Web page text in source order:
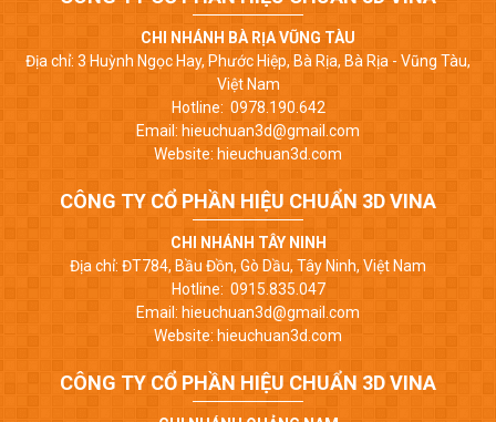
CHI NHÁNH BÀ RỊA VŨNG TÀU
Địa chỉ: 3 Huỳnh Ngọc Hay, Phước Hiệp, Bà Rịa, Bà Rịa - Vũng Tàu,
Việt Nam
Hotline: 0978.190.642
Email: hieuchuan3d@gmail.com
Website: hieuchuan3d.com
CÔNG TY CỔ PHẦN HIỆU CHUẨN 3D VINA
CHI NHÁNH TÂY NINH
Địa chỉ: ĐT784, Bầu Đồn, Gò Dầu, Tây Ninh, Việt Nam
Hotline: 0915.835.047
Email: hieuchuan3d@gmail.com
Website: hieuchuan3d.com
CÔNG TY CỔ PHẦN HIỆU CHUẨN 3D VINA